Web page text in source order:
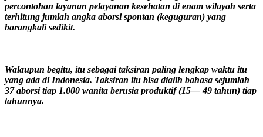
percontohan layanan pelayanan kesehatan di enam wilayah serta
terhitung jumlah angka aborsi spontan (keguguran) yang
barangkali sedikit.
Walaupun begitu, itu sebagai taksiran paling lengkap waktu itu
yang ada di Indonesia. Taksiran itu bisa dialih bahasa sejumlah
37 aborsi tiap 1.000 wanita berusia produktif (15— 49 tahun) tiap
tahunnya.